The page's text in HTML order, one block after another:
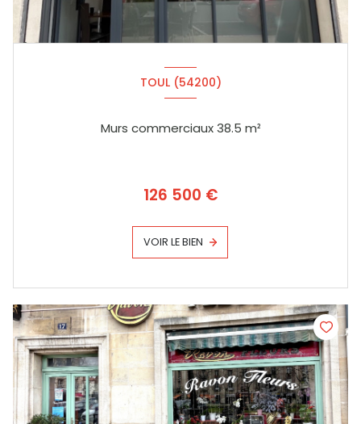
TOUL (54200)
Murs commerciaux 38.5 m²
126 500 €
VOIR LE BIEN